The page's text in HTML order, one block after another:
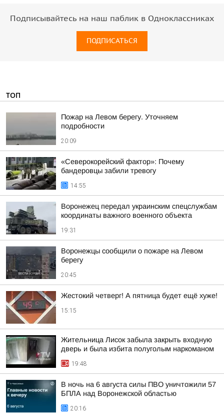
Подписывайтесь на наш паблик в Одноклассниках
ПОДПИСАТЬСЯ
ТОП
Пожар на Левом берегу. Уточняем
подробности
20:09
«Северокорейский фактор»: Почему
бандеровцы забили тревогу
14:55
Воронежец передал украинским спецслужбам
координаты важного военного объекта
19:31
Воронежцы сообщили о пожаре на Левом
берегу
20:45
Жестокий четверг! А пятница будет ещё хуже!
15:15
Жительница Лисок забыла закрыть входную
дверь и была избита полуголым наркоманом
19:48
В ночь на 6 августа силы ПВО уничтожили 57
БПЛА над Воронежской областью
20:16